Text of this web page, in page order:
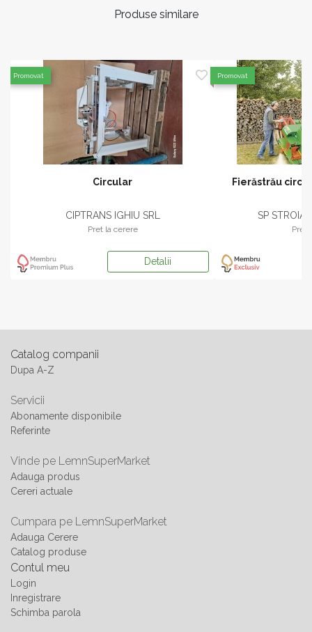
Produse similare
Circular
CIPTRANS IGHIU SRL
Pret la cerere
Detalii
Promovat
Fierăstrău
SP STROIA
Pret
Promovat
Catalog companii
Dupa A-Z
Servicii
Abonamente disponibile
Referinte
Vinde pe LemnSuperMarket
Adauga produs
Cereri actuale
Cumpara pe LemnSuperMarket
Adauga Cerere
Catalog produse
Contul meu
Login
Inregistrare
Schimba parola